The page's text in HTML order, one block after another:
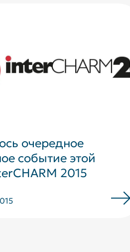
очередное
событие этой
2015